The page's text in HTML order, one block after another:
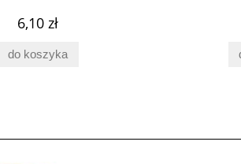
6,10 zł
do koszyka